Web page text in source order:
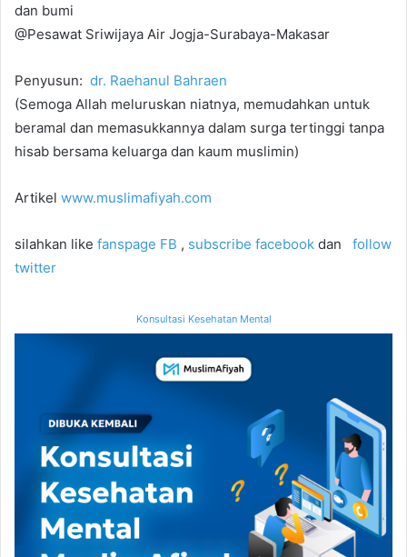
dan bumi
@Pesawat Sriwijaya Air Jogja-Surabaya-Makasar
Penyusun: dr. Raehanul Bahraen
(Semoga Allah meluruskan niatnya, memudahkan untuk
beramal dan memasukkannya dalam surga tertinggi tanpa
hisab bersama keluarga dan kaum muslimin)
Artikel www.muslimafiyah.com
silahkan like fanspage FB , subscribe facebook dan
follow
twitter
Konsultasi Kesehatan Mental